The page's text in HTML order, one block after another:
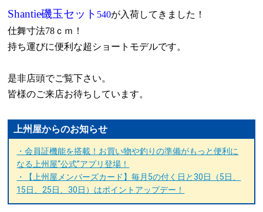
Shantie磯玉セット 540が入荷してきました！
仕舞寸法78 ｃｍ！
持ち運びに便利な超ショートモデルです。
是非店頭でご覧下さい。
皆様のご来店お待ちしています。
上州屋からのお知らせ
・会員証機能を搭載！お買い物や釣りの準備がもっと便利に
なる上州屋“公式”アプリ登場！
・【上州屋メンバーズカード】毎月5の付く日と30日（5日、
15日、25日、30日）はポイントアップデー！